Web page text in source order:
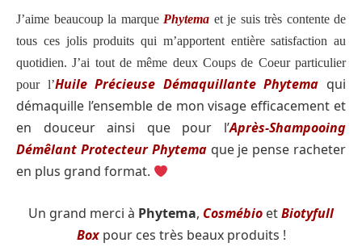
J’aime beaucoup la marque Phytema et je suis très contente de
tous ces jolis produits qui m’apportent entière satisfaction au
quotidien. J’ai tout de même deux Coups de Coeur particulier
pour l’Huile Précieuse Démaquillante Phytema qui
démaquille l’ensemble de mon visage efficacement et
en douceur ainsi que pour l’Après-Shampooing
Démêlant Protecteur Phytemaque je pense racheter
en plus grand format.
Un grand merci à Phytema, Cosmébio etBiotyfull
Boxpour ces très beaux produits !